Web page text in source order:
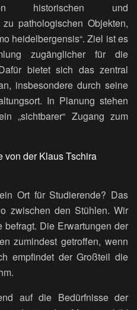
historischen und
pathologischen Objekten,
heidelbergensis“. Ziel ist es
zugänglicher für die
bietet sich das zentral
insbesondere durch seine
In Planung stehen
„sichtbarer“ Zugang zum
von der Klaus Tschira
Ort für Studierende? Das
zwischen den Stühlen. Wir
Die Erwartungen der
zumindest getroffen, wenn
empfindet der Großteil die
auf die Bedürfnisse der